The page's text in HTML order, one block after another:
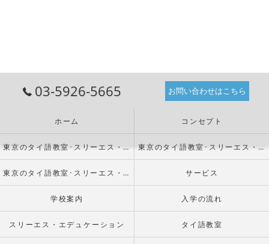
03-5926-5665 お問い合わせはこちら
ホーム コンセプト
東京のタイ語教室･スリーエス・エデュケーションの口コミ情報 東京のタイ語教室･スリーエス・エデュケーションの評判
東京のタイ語教室･スリーエス・エデュケーションのお客様の声 サービス
学校案内 入学の流れ
スリーエス・エデュケーション タイ語教室